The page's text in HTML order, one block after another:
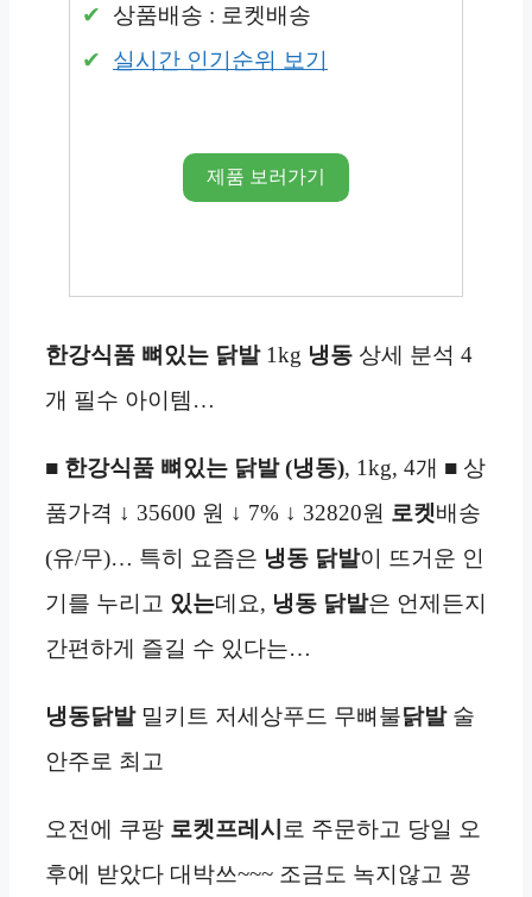
상품배송 : 로켓배송
실시간 인기순위 보기
제품 보러가기
한강식품 뼈있는 닭발1kg 냉동 상세 분석 4
개 필수 아이템…
■ 한강식품 뼈있는 닭발 (냉동), 1kg, 4개 ■ 상
품가격 ↓ 35600 원 ↓ 7% ↓ 32820원 로켓배송
(유/무)… 특히 요즘은 냉동 닭발이 뜨거운 인
기를 누리고 있는데요, 냉동 닭발은 언제든지
간편하게 즐길 수 있다는…
냉동닭발밀키트 저세상푸드 무뼈불닭발술
안주로 최고
오전에 쿠팡 로켓프레시 로 주문하고 당일 오
후에 받았다 대박쓰~~~ 조금도 녹지않고 꽁